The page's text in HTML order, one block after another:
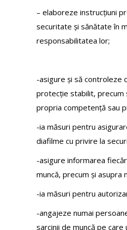
– elaboreze instrucțiuni
securitate și sănătate în
responsabilitatea lor;
-asigure și să controleze
protecție stabilit, precum
propria competență sau
-ia măsuri pentru
diafilme cu privire la
-asigure informarea
muncă, precum și
-ia măsuri pentru
-angajeze numai
sarcinii de muncă pe